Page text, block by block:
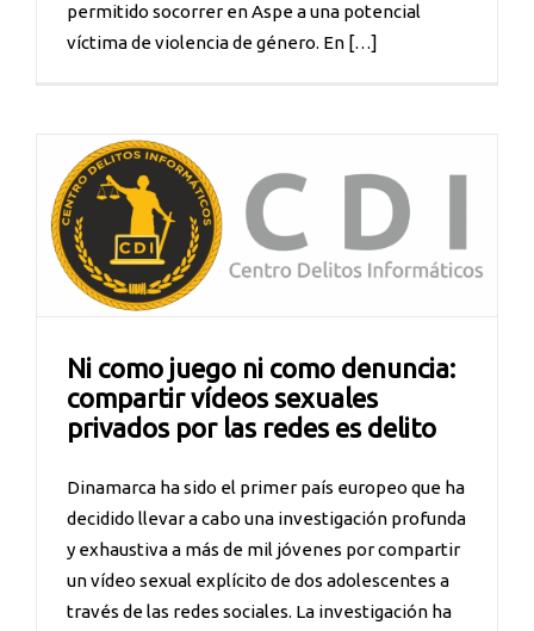
permitido socorrer en Aspe a una potencial
víctima de violencia de género. En […]
Ni como juego ni como denuncia:
compartir vídeos sexuales
privados por las redes es delito
Dinamarca ha sido el primer país europeo que ha
decidido llevar a cabo una investigación profunda
y exhaustiva a más de mil jóvenes por compartir
un vídeo sexual explícito de dos adolescentes a
través de las redes sociales. La investigación ha